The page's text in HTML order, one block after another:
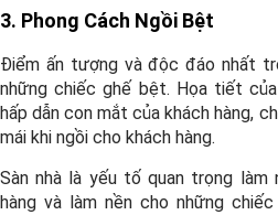
3. Phong Cách Ngồi Bệt
Điểm ấn tượng và độc đáo nhất
những chiếc ghế bệt. Họa tiết
hấp dẫn con mắt của khách hàng,
mái khi ngồi cho khách hàng.
Sàn nhà là yếu tố quan trọng làm
hàng và làm nền cho những